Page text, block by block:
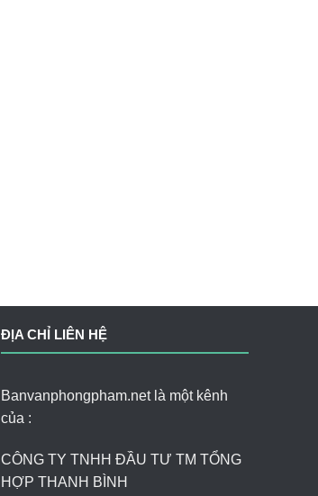
ĐỊA CHỈ LIÊN HỆ
Banvanphongpham.net là một kênh
của :
CÔNG TY TNHH ĐẦU TƯ TM TỔNG
HỢP THANH BÌNH